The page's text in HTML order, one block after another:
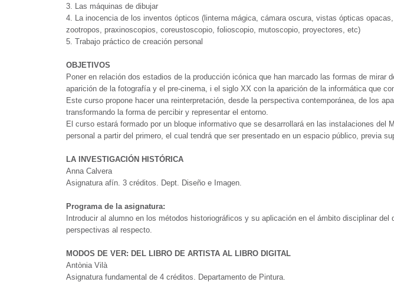
3. Las máquinas de dibujar
4. La inocencia de los inventos ópticos (linterna mágica, cámara oscura, vistas ópticas
zootropos, praxinoscopios, coreustoscopio, folioscopio, mutoscopio, proyectores, etc)
5. Trabajo práctico de creación personal
OBJETIVOS
Poner en relación dos estadios de la producción icónica que han marcado las formas de
aparición de la fotografía y el pre-cinema, i el siglo XX con la aparición de la informática que
Este curso propone hacer una reinterpretación, desde la perspectiva contemporánea, de los
transformando la forma de percibir y representar el entorno.
El curso estará formado por un bloque informativo que se desarrollará en las instalaciones
personal a partir del primero, el cual tendrá que ser presentado en un espacio público, previa
LA INVESTIGACIÓN HISTÓRICA
Anna Calvera
Asignatura afín. 3 créditos. Dept. Diseño e Imagen.
Programa de la asignatura:
Introducir al alumno en los métodos historiográficos y su aplicación en el ámbito disciplinar
perspectivas al respecto.
MODOS DE VER: DEL LIBRO DE ARTISTA AL LIBRO DIGITAL
Antònia Vilà
Asignatura fundamental de 4 créditos. Departamento de Pintura.